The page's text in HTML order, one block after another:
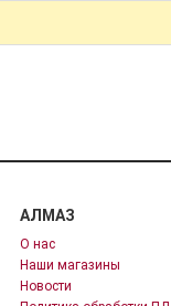
АЛМАЗ
О нас
Наши магазины
Новости